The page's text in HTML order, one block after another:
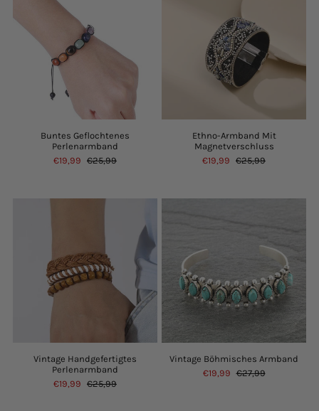
Buntes Geflochtenes
Perlenarmband
€19,99 €25,99
Ethno-Armband Mit
Magnetverschluss
€19,99
€25,99
Vintage Handgefertigtes
Perlenarmband
€19,99 €25,99
Vintage Böhmisches Armband
€19,99 €27,99